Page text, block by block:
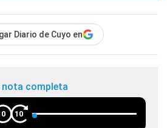
Diario de Cuyo en
nota completa
10